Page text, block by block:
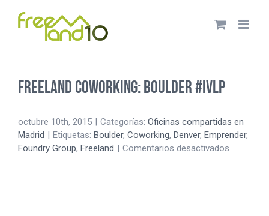
Freeland Coworking: Boulder #IVLP
octubre 10th, 2015 | Categorías: Oficinas compartidas en
Madrid | Etiquetas: Boulder, Coworking, Denver, Emprender,
Foundry Group, Freeland | Comentarios desactivados
Freeland